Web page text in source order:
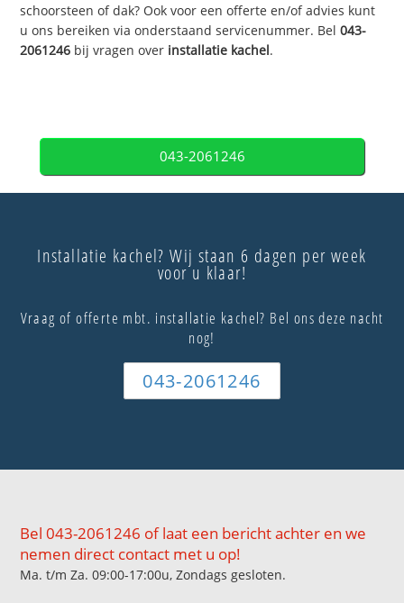
schoorsteen of dak? Ook voor een offerte en/of advies kunt
u ons bereiken via onderstaand servicenummer. Bel043-
2061246 bij vragen over installatie kachel.
043-2061246
Installatie kachel? Wij staan 6 dagen per week
voor u klaar!
Vraag of offerte mbt. installatie kachel? Bel ons deze nacht
nog!
043-2061246
Bel 043-2061246 of laat een bericht achter en we
nemen direct contact met u op!
Ma. t/m Za. 09:00-17:00u, Zondags gesloten.